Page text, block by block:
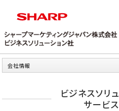
会社情報
ビジネスソリ
サービ